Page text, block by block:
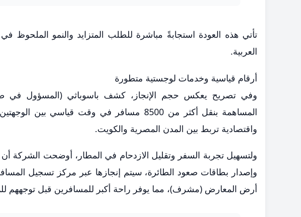
تأتي هذه العودة استجابةً مباشرة للطلب المتزايد والنمو الملحوظ
العربية.
أرقام قياسية وخدمات لوجستية متطورة
وفي تصريح يعكس حجم الإنجاز، كشف باسوباثي (المسؤول في
المساهمة بنقل أكثر من 8500 مسافر في وقت
واقتصادية تربط بين المدن المصرية والكويت.
ولتسهيل تجربة السفر وتقليل الازدحام في المطار، أوضحت الشركة
وإصدار بطاقات صعود الطائرة، سيتم إنجازها عبر مركز تسجيل
أرض المعارض (مشرف)، مما يوفر راحة أكبر للمسافرين قبل توجههم